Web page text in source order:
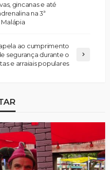
gincanas e até
na 3ª
ao cumprimento
segurança durante o
e arraiais populares